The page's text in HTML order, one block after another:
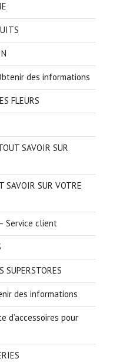
des informations
FLEURS
SAVOIR SUR
SUR VOTRE
Service client
des informations
d’accessoires pour